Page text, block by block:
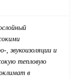
, звукоизоляции и
тепловую
в